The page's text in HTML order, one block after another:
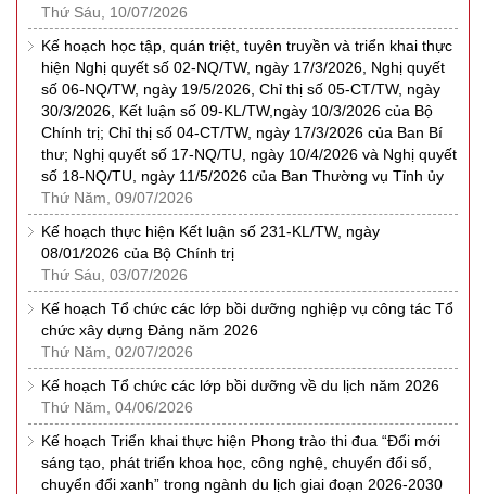
Thứ Sáu, 10/07/2026
Kế hoạch học tập, quán triệt, tuyên truyền và triển khai thực
hiện Nghị quyết số 02-NQ/TW, ngày 17/3/2026, Nghị quyết
số 06-NQ/TW, ngày 19/5/2026, Chỉ thị số 05-CT/TW, ngày
30/3/2026, Kết luận số 09-KL/TW,ngày 10/3/2026 của Bộ
Chính trị; Chỉ thị số 04-CT/TW, ngày 17/3/2026 của Ban Bí
thư; Nghị quyết số 17-NQ/TU, ngày 10/4/2026 và Nghị quyết
số 18-NQ/TU, ngày 11/5/2026 của Ban Thường vụ Tỉnh ủy
Thứ Năm, 09/07/2026
Kế hoạch thực hiện Kết luận số 231-KL/TW, ngày
08/01/2026 của Bộ Chính trị
Thứ Sáu, 03/07/2026
Kế hoạch Tổ chức các lớp bồi dưỡng nghiệp vụ công tác Tổ
chức xây dựng Đảng năm 2026
Thứ Năm, 02/07/2026
Kế hoạch Tổ chức các lớp bồi dưỡng về du lịch năm 2026
Thứ Năm, 04/06/2026
Kế hoạch Triển khai thực hiện Phong trào thi đua “Đổi mới
sáng tạo, phát triển khoa học, công nghệ, chuyển đổi số,
chuyển đổi xanh” trong ngành du lịch giai đoạn 2026-2030